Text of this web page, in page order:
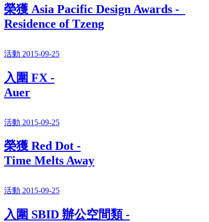
榮獲 Asia Pacific Design Awards -
Residence of Tzeng
活動 2015-09-25
入圍 FX -
Auer
活動 2015-09-25
榮獲 Red Dot -
Time Melts Away
活動 2015-09-25
入圍 SBID 辦公空間類 -